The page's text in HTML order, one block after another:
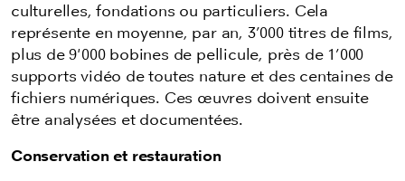
culturelles, fondations ou particuliers. Cela
représente en moyenne, par an, 3’000 titres de films,
plus de 9'000 bobines de pellicule, près de 1’000
supports vidéo de toutes nature et des centaines de
fichiers numériques. Ces œuvres doivent ensuite
être analysées et documentées.
Conservation et restauration